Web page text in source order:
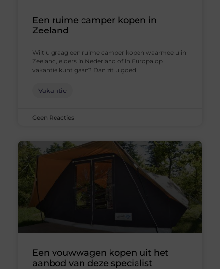
Een ruime camper kopen in
Zeeland
Wilt u graag een ruime camper kopen waarmee u in
Zeeland, elders in Nederland of in Europa op
vakantie kunt gaan? Dan zit u goed
Vakantie
Geen Reacties
Een vouwwagen kopen uit het
aanbod van deze specialist